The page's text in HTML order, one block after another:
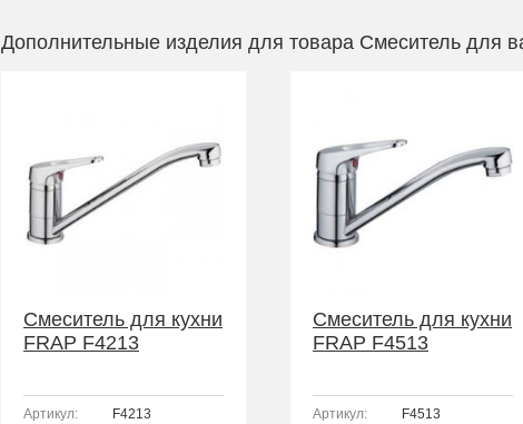
Дополнительные изделия для товара Смеситель для
Смеситель для кухни
FRAP F4213
Артикул:
F4213
Смеситель для кухни
FRAP F4513
Артикул:
F4513